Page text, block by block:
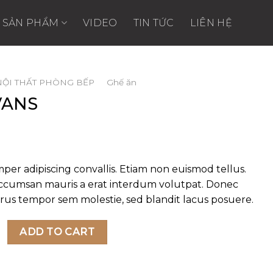
SẢN PHẨM VIDEO TIN TỨC LIÊN HỆ
THẤT PHÒNG BẾP Ghế ăn
adipiscing convallis. Etiam non euismod tellus.
mauris a erat interdum volutpat. Donec
tempor sem molestie, sed blandit lacus posuere.
ADD TO CART